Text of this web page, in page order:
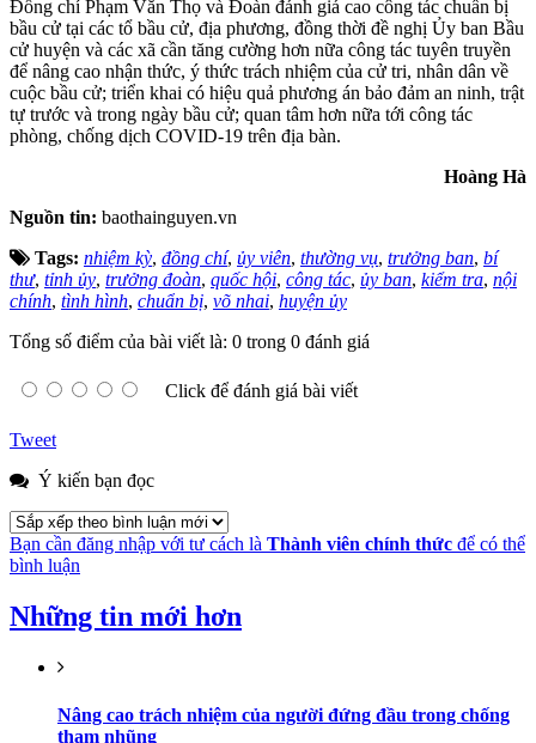
Đồng chí Phạm Văn Thọ và Đoàn đánh giá cao công tác chuẩn bị
bầu cử tại các tổ bầu cử, địa phương, đồng thời đề nghị Ủy ban Bầu
cử huyện và các xã cần tăng cường hơn nữa công tác tuyên truyền
để nâng cao nhận thức, ý thức trách nhiệm của cử tri, nhân dân về
cuộc bầu cử; triển khai có hiệu quả phương án bảo đảm an ninh, trật
tự trước và trong ngày bầu cử; quan tâm hơn nữa tới công tác
phòng, chống dịch COVID-19 trên địa bàn.
Hoàng Hà
Nguồn tin: baothainguyen.vn
Tags: nhiệm kỳ, đồng chí, ủy viên, thường vụ, trưởng ban, bí
thư, tỉnh ủy, trưởng đoàn, quốc hội, công tác, ủy ban, kiểm tra, nội
chính, tình hình, chuẩn bị, võ nhai, huyện ủy
Tổng số điểm của bài viết là: 0 trong 0 đánh giá
Click để đánh giá bài viết
Tweet
Ý kiến bạn đọc
Bạn cần đăng nhập với tư cách là Thành viên chính thức để có thể
bình luận
Những tin mới hơn
Nâng cao trách nhiệm của người đứng đầu trong chống
tham nhũng